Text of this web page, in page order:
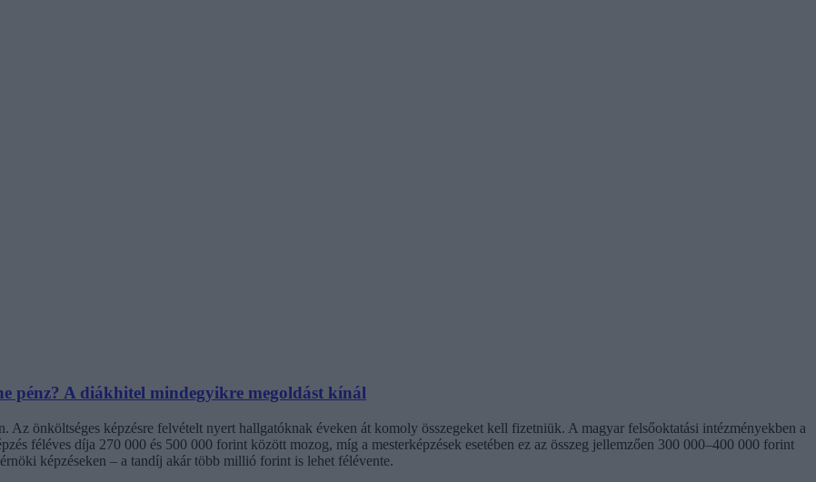
pénz? A diákhitel mindegyikre megoldást kínál
Az önköltséges képzésre felvételt nyert hallgatóknak éveken át komoly összegeket kell fizetniük. A magyar felsőoktatási intézményekben a
féléves díja 270 000 és 500 000 forint között mozog, míg a mesterképzések esetében ez az összeg jellemzően 300 000–400 000 forint
képzéseken – a tandíj akár több millió forint is lehet félévente.